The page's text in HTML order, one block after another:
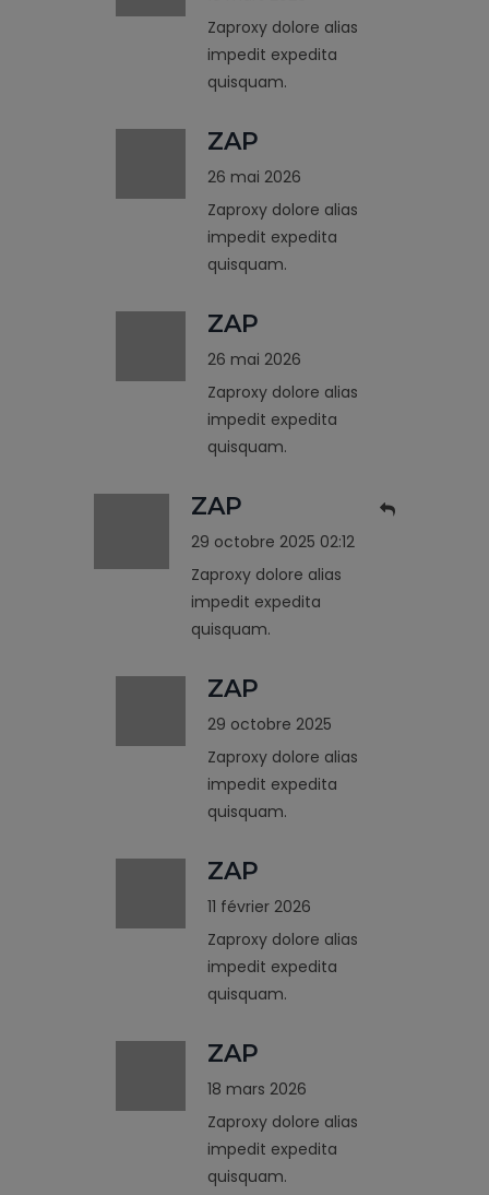
Zaproxy dolore alias
impedit expedita
quisquam.
ZAP
26 mai 2026
Zaproxy dolore alias
impedit expedita
quisquam.
ZAP
26 mai 2026
Zaproxy dolore alias
impedit expedita
quisquam.
ZAP
29 octobre 2025 02:12
Zaproxy dolore alias
impedit expedita
quisquam.
ZAP
29 octobre 2025
Zaproxy dolore alias
impedit expedita
quisquam.
ZAP
11 février 2026
Zaproxy dolore alias
impedit expedita
quisquam.
ZAP
18 mars 2026
Zaproxy dolore alias
impedit expedita
quisquam.